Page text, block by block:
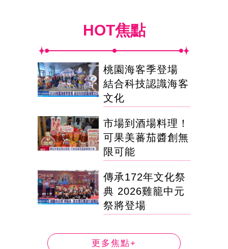
HOT焦點
桃園海客季登場
結合科技認識海客
文化
市場到酒場料理！
可果美蕃茄醬創無
限可能
傳承172年文化祭
典 2026雞籠中元
祭將登場
更多焦點+